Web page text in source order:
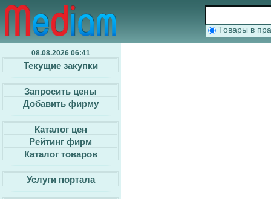
Товары в
08.08.2026 06:41
Текущие закупки
Запросить цены
Добавить фирму
Каталог цен
Рейтинг фирм
Каталог товаров
Услуги портала